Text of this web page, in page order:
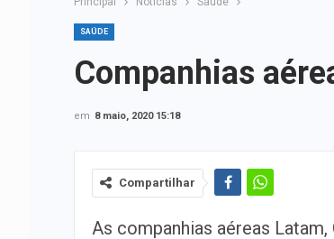
SAÚDE
Companhias
em 8 maio, 2020 15:18
Compartilhar
As companhias aéreas